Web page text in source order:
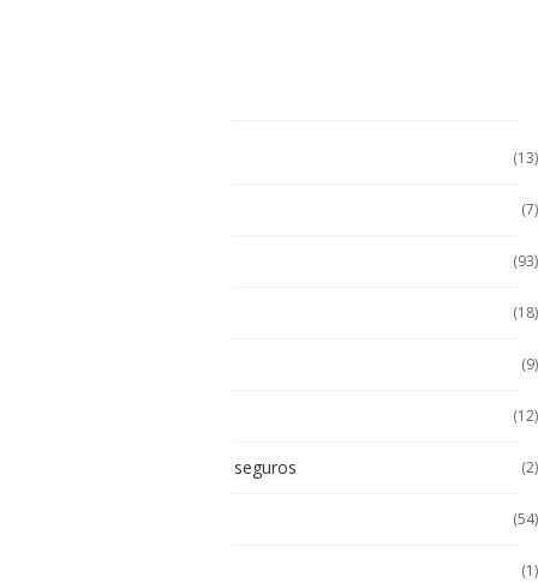
(13)
(7)
(93)
(18)
(9)
(12)
Accesorios Intrínsicamente seguros (2)
(54)
(1)